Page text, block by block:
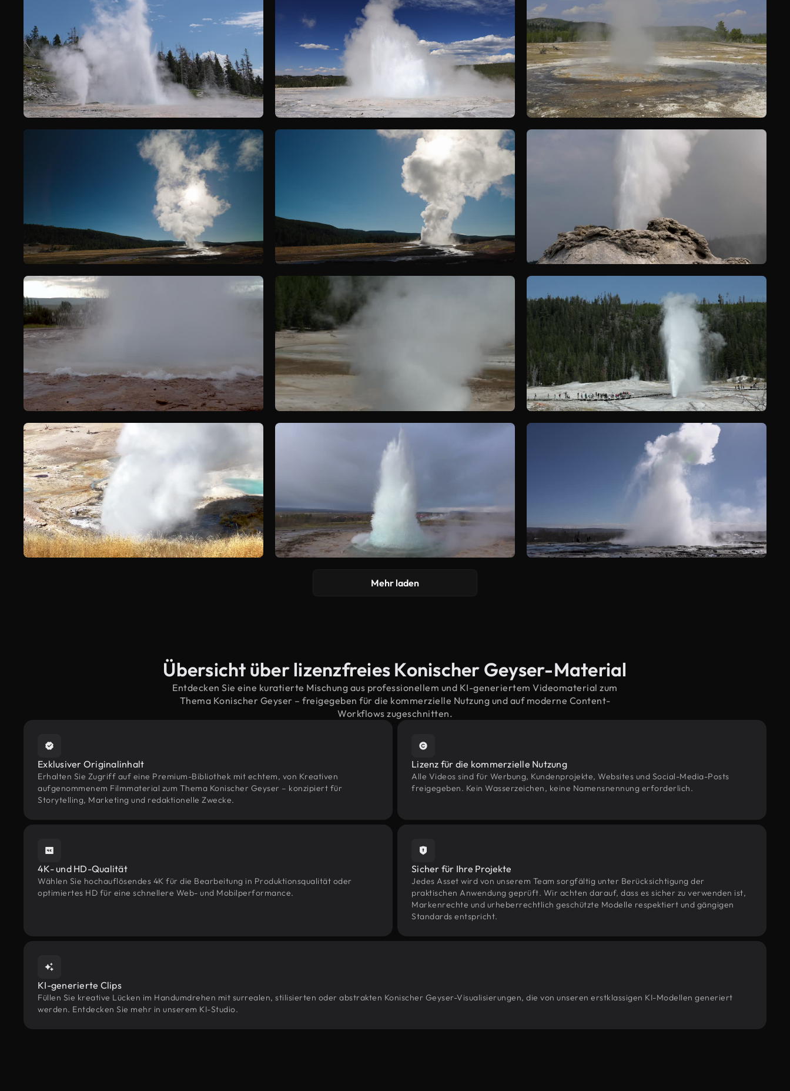
Mehr laden
Übersicht über lizenzfreies Konischer Geyser-Material
Entdecken Sie eine kuratierte Mischung aus professionellem und KI-generiertem Videomaterial zum
Thema Konischer Geyser – freigegeben für die kommerzielle Nutzung und auf moderne Content-
Workflows zugeschnitten.
Exklusiver Originalinhalt
Erhalten Sie Zugriff auf eine Premium-Bibliothek mit echtem, von Kreativen
aufgenommenem Filmmaterial zum Thema Konischer Geyser – konzipiert für
Storytelling, Marketing und redaktionelle Zwecke.
Lizenz für die kommerzielle Nutzung
Alle Videos sind für Werbung, Kundenprojekte, Websites und Social-Media-Posts
freigegeben. Kein Wasserzeichen, keine Namensnennung erforderlich.
4K- und HD-Qualität
Wählen Sie hochauflösendes 4K für die Bearbeitung in Produktionsqualität oder
optimiertes HD für eine schnellere Web- und Mobilperformance.
Sicher für Ihre Projekte
Jedes Asset wird von unserem Team sorgfältig unter Berücksichtigung der
praktischen Anwendung geprüft. Wir achten darauf, dass es sicher zu verwenden ist,
Markenrechte und urheberrechtlich geschützte Modelle respektiert und gängigen
Standards entspricht.
KI-generierte Clips
Füllen Sie kreative Lücken im Handumdrehen mit surrealen, stilisierten oder abstrakten Konischer Geyser-Visualisierungen, die von unseren erstklassigen KI-Modellen generiert
werden. Entdecken Sie mehr in unserem KI-Studio.